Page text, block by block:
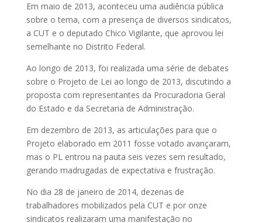
Em maio de 2013, aconteceu uma audiência pública
sobre o tema, com a presença de diversos sindicatos,
a CUT e o deputado Chico Vigilante, que aprovou lei
semelhante no Distrito Federal.
Ao longo de 2013, foi realizada uma série de debates
sobre o Projeto de Lei ao longo de 2013, discutindo a
proposta com representantes da Procuradoria Geral
do Estado e da Secretaria de Administração.
Em dezembro de 2013, as articulações para que o
Projeto elaborado em 2011 fosse votado avançaram,
mas o PL entrou na pauta seis vezes sem resultado,
gerando madrugadas de expectativa e frustração.
No dia 28 de janeiro de 2014, dezenas de
trabalhadores mobilizados pela CUT e por onze
sindicatos realizaram uma manifestação no